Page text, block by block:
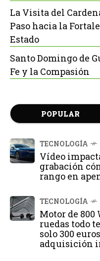
La Visita del
Paso hacia la
Estado
Santo Domingo de
Fe y la Compasión
POPULAR
TECNOLOGÍA
Vídeo
grabación
rango en
TECNOLOGÍA
Motor de 800
ruedas todo
solo 300
adquisición